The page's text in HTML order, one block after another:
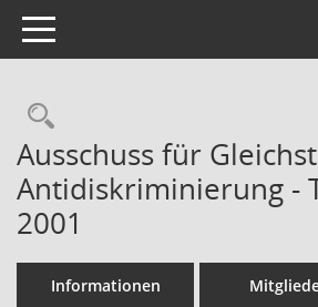
Toggle navigation
Rechercheauswahl
Ausschuss für
Antidiskriminierung -
2001
Informationen